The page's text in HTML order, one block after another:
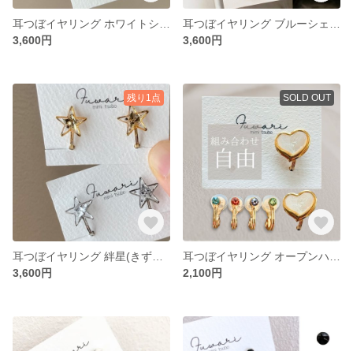
3,600円
3,600円
残り1点
3,600円
SOLD OUT
2,100円